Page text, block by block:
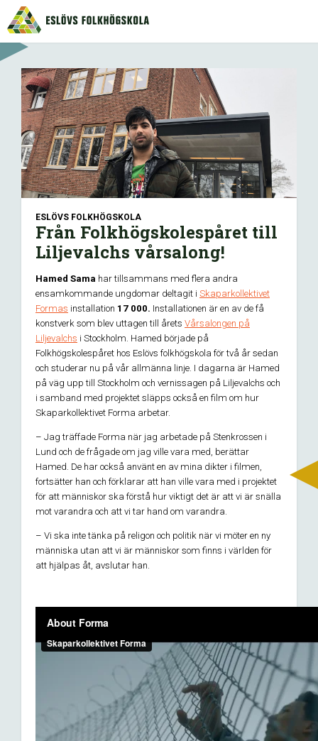
ESLÖVS FOLKHÖGSKOLA
Från Folkhögskolespåret till
Liljevalchs vårsalong!
Hamed Sama har tillsammans med flera andra
ensamkommande ungdomar deltagit i Skaparkollektivet
Formas installation 17 000. Installationen är en av de få
konstverk som blev uttagen till årets Vårsalongen på
Liljevalchs i Stockholm. Hamed började på
Folkhögskolespåret hos Eslövs folkhögskola för två år sedan
och studerar nu på vår allmänna linje. I dagarna är Hamed
på väg upp till Stockholm och vernissagen på Liljevalchs och
i samband med projektet släpps också en film om hur
Skaparkollektivet Forma arbetar.
– Jag träffade Forma när jag arbetade på Stenkrossen i
Lund och de frågade om jag ville vara med, berättar
Hamed. De har också använt en av mina dikter i filmen,
fortsätter han och förklarar att han ville vara med i projektet
för att människor ska förstå hur viktigt det är att vi är snälla
mot varandra och att vi tar hand om varandra.
– Vi ska inte tänka på religon och politik när vi möter en ny
människa utan att vi är människor som finns i världen för
att hjälpas åt, avslutar han.